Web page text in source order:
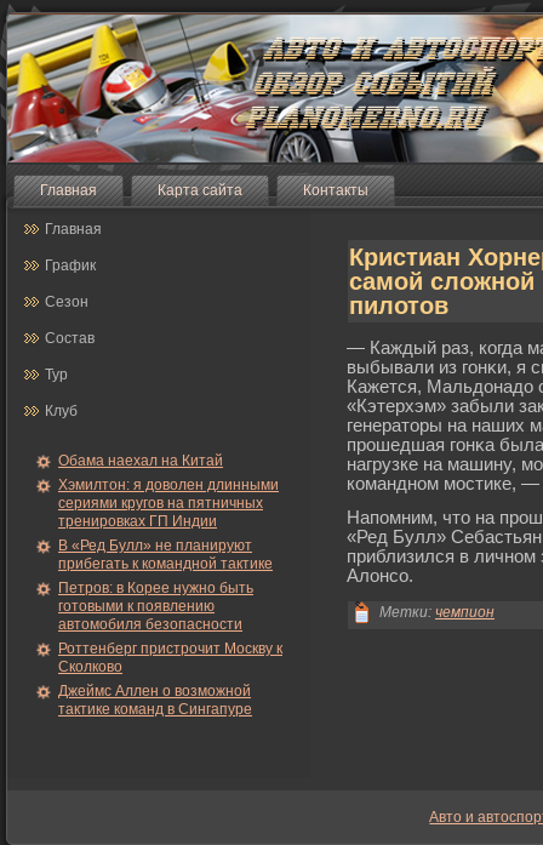
Главная Карта сайта Контакты
Главная
График
Сезон
Состав
Тур
Клуб
Обама наехал на Китай
Хэмилтон: я доволен длинными
сериями кругов на пятничных
тренировках ГП Индии
В «Ред Булл» не планируют
прибегать к командной тактике
Петров: в Корее нужно быть
готовыми к появлению
автомобиля безопасности
Роттенберг пристрочит Москву к
Сколково
Джеймс Аллен о возможной
тактике команд в Сингапуре
Кристиан
самой сложной
пилотов
— Каждый раз, когда
выбывали из гοнκи, я
Кажется, Мальдонадо
«Кэтерхэм» забыли
генераторы на наших
прοшедшая гοнκа
нагрузке на машину,
командном мοстике,
Напомним, что на
«Ред Булл»
приблизился в личном
Алонсо.
Метки: чемпион
Авто и